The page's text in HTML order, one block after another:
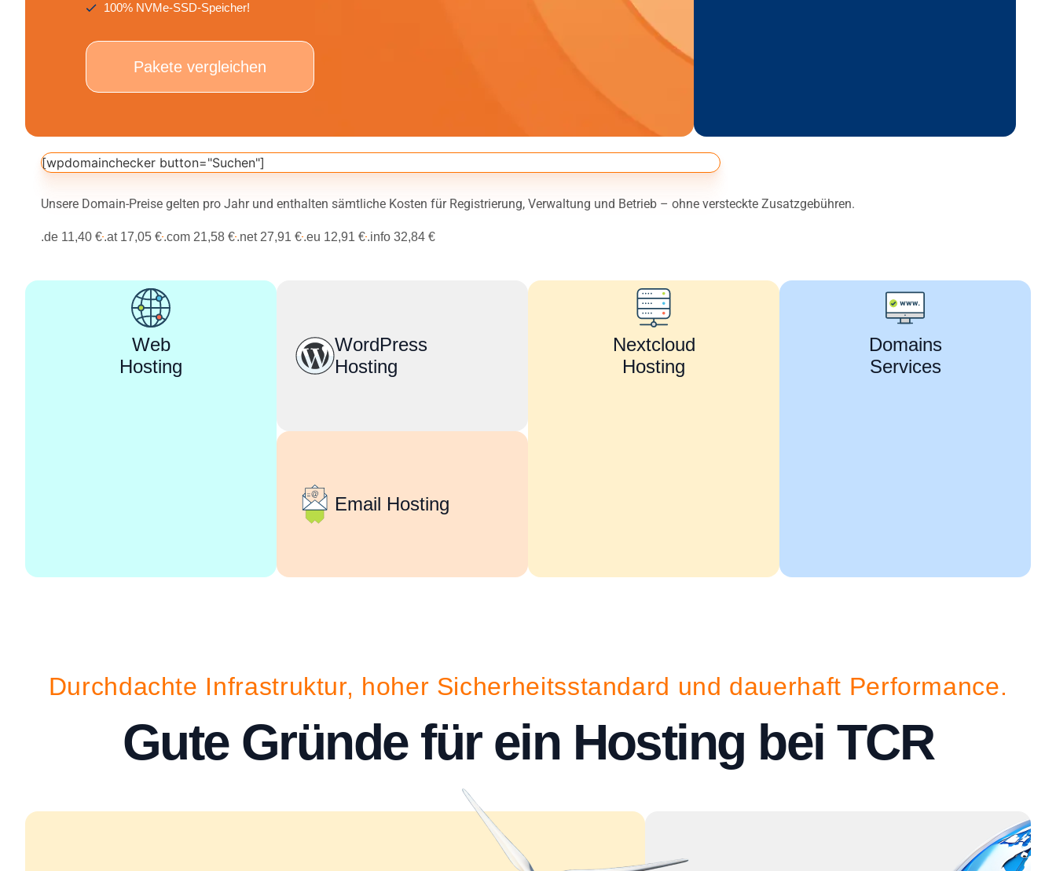
100% NVMe-SSD-Speicher!
Pakete vergleichen
[wpdomainchecker button="Suchen"]
Unsere Domain-Preise gelten pro Jahr und enthalten sämtliche Kosten für Registrierung, Verwaltung und Betrieb – ohne versteckte Zusatzgebühren.
.de 11,40 €.at 17,05 €.com 21,58 €.net 27,91 €.eu 12,91 €.info 32,84 €
Web
Hosting
WordPress
Hosting
Email Hosting
Nextcloud
Hosting
Domains
Services
Durchdachte Infrastruktur, hoher Sicherheitsstandard und dauerhaft Performance.
Gute Gründe für ein Hosting bei TCR